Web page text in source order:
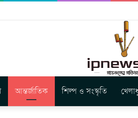
সংবাদ সম্মেলন: সাংবিধানিক
আন্তর্জাতিক শিল্প ও সংস্কৃতি